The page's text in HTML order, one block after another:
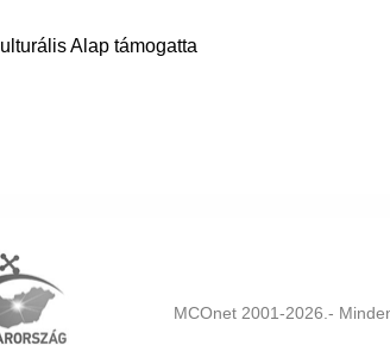
Alap támogatta
MCOnet 2001-2026.-